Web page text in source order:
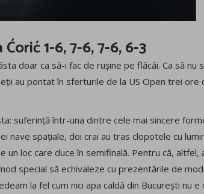
1-6, 7-6, 7-6, 6-3
doar ca să-i fac de rușine pe flăcăi. Ca să nu
au pontat în sferturile de la US Open trei
suferință într-una dintre cele mai sincere
nave spațiale, doi crai au tras clopotele cu
un loc care duce în semifinală. Pentru că,
special să echivaleze cu prezentările de
la fel cum nici apa caldă din București nu